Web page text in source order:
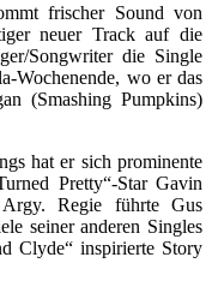
frischer Sound von
neuer Track auf die
Songwriter die Single
Wochenende, wo er das
(Smashing Pumpkins)
hat er sich prominente
Pretty“-Star Gavin
Regie führte Gus
seiner anderen Singles
Clyde“ inspirierte Story